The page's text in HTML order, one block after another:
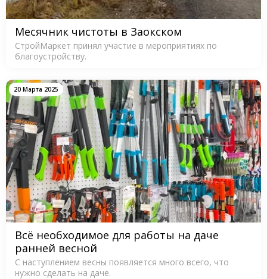
Месячник чистоты в Заокском
СтройМаркет принял участие в мероприятиях по
благоустройству.
20 Марта 2025
Всё необходимое для работы на даче
ранней весной
С наступлением весны появляется много всего, что
нужно сделать на даче.